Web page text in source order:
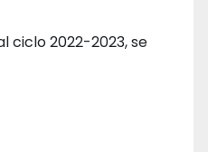
ciclo 2022-2023, se